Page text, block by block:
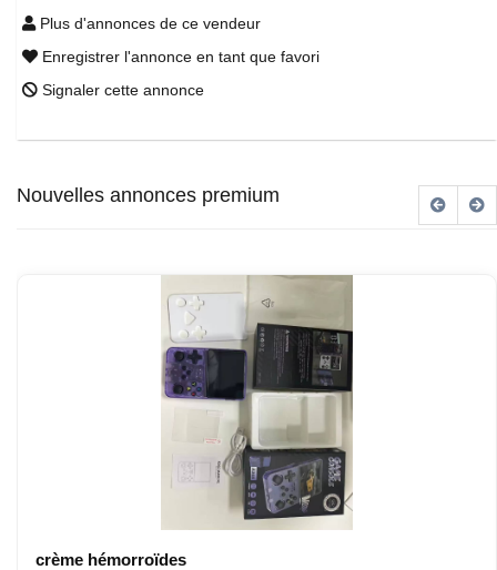
Plus d'annonces de ce vendeur
Enregistrer l'annonce en tant que favori
Signaler cette annonce
Nouvelles annonces premium
crème hémorroïdes